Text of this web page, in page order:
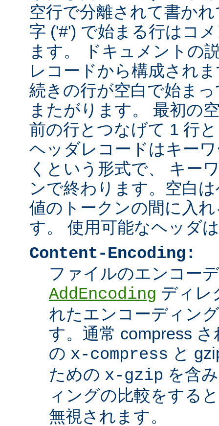
空行で分離されて書か
字 ('#') で始まる行はコ
ます。 ドキュメントの
レコードから構成され
続きの行が空白で始ま
またがります。 最初の
前の行とつなげて 1 行
ヘッダレコードはキー
くという形式で、 キー
ンで終わります。空白
値のトークンの間に入
す。 使用可能なヘッダ
Content-Encoding:
ファイルのエンコー
AddEncoding ディレ
れたエンコーディン
す。通常 compress
の x-compress と
ための x-gzip を含
ィングの比較をする
無視されます。